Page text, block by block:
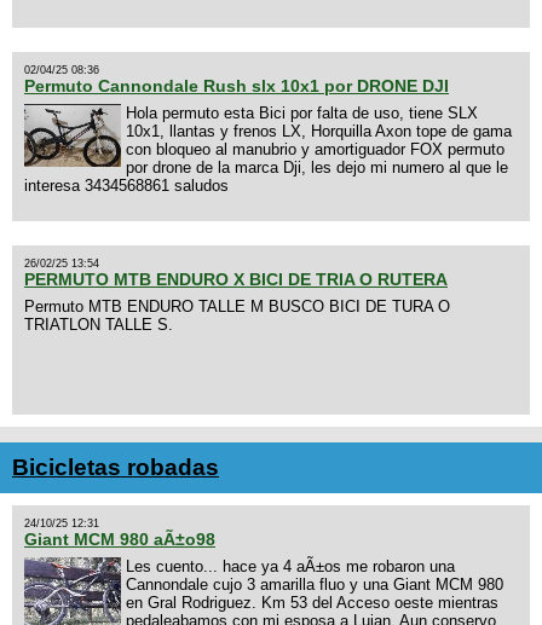
02/04/25 08:36
Permuto Cannondale Rush slx 10x1 por DRONE DJI
Hola permuto esta Bici por falta de uso, tiene SLX
10x1, llantas y frenos LX, Horquilla Axon tope de gama
con bloqueo al manubrio y amortiguador FOX permuto
por drone de la marca Dji, les dejo mi numero al que le
interesa 3434568861 saludos
26/02/25 13:54
PERMUTO MTB ENDURO X BICI DE TRIA O RUTERA
Permuto MTB ENDURO TALLE M BUSCO BICI DE TURA O
TRIATLON TALLE S.
Bicicletas robadas
24/10/25 12:31
Giant MCM 980 aÃ±o98
Les cuento... hace ya 4 aÃ±os me robaron una
Cannondale cujo 3 amarilla fluo y una Giant MCM 980
en Gral Rodriguez. Km 53 del Acceso oeste mientras
pedaleabamos con mi esposa a Lujan. Aun conservo